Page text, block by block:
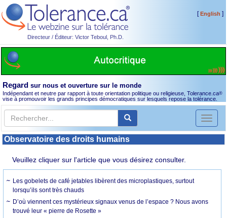
Directeur / Éditeur: Victor Teboul, Ph.D.
[English ]
Regard sur nous et ouverture sur le monde
Indépendant et neutre par rapport à toute orientation politique ou religieuse, Tolerance.ca®
vise à promouvoir les grands principes démocratiques sur lesquels repose la tolérance.
Toggle
Observatoire des droits humains
Veuillez cliquer sur l'article que vous désirez consulter.
Les gobelets de café jetables libèrent des microplastiques, surtout
lorsqu’ils sont très chauds
D’où viennent ces mystérieux signaux venus de l’espace ? Nous avons
trouvé leur « pierre de Rosette »